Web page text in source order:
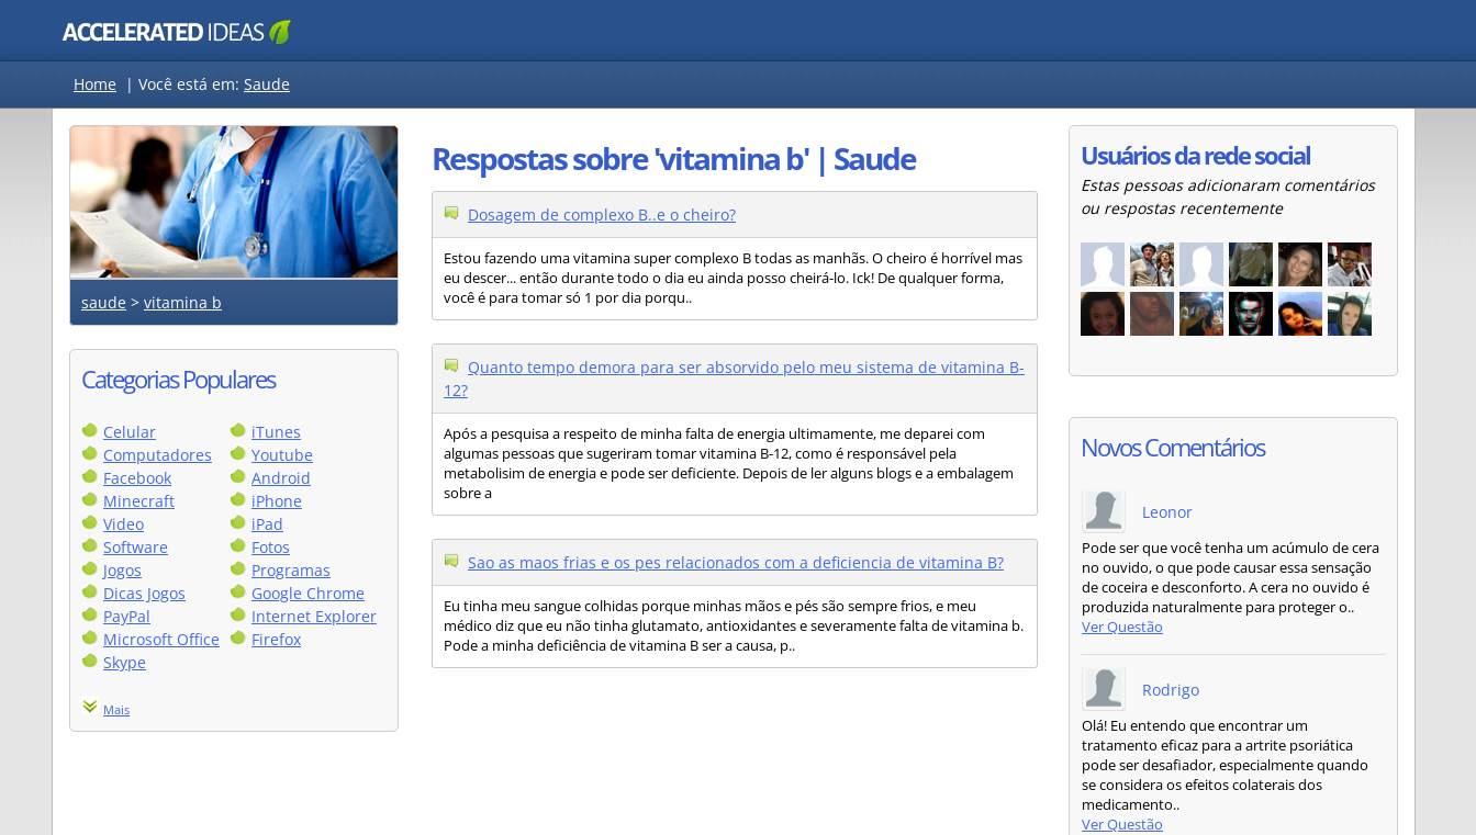
Home | Você está em: Saude
saude > vitamina b
Categorias Populares
Celular
Computadores
Facebook
Minecraft
Video
Software
Jogos
Dicas Jogos
PayPal
Microsoft Office
Skype
iTunes
Youtube
Android
iPhone
iPad
Fotos
Programas
Google Chrome
Internet Explorer
Firefox
Mais
Respostas sobre 'vitamina b' | Saude
Dosagem de complexo B..e o cheiro?
Estou fazendo uma vitamina super complexo B todas as manhãs. O cheiro é horrível mas
eu descer... então durante todo o dia eu ainda posso cheirá-lo. Ick! De qualquer forma,
você é para tomar só 1 por dia porqu..
Quanto tempo demora para ser absorvido pelo meu sistema de vitamina B-
12?
Após a pesquisa a respeito de minha falta de energia ultimamente, me deparei com
algumas pessoas que sugeriram tomar vitamina B-12, como é responsável pela
metabolisim de energia e pode ser deficiente. Depois de ler alguns blogs e a embalagem
sobre a
Sao as maos frias e os pes relacionados com a deficiencia de vitamina B?
Eu tinha meu sangue colhidas porque minhas mãos e pés são sempre frios, e meu
médico diz que eu não tinha glutamato, antioxidantes e severamente falta de vitamina b.
Pode a minha deficiência de vitamina B ser a causa, p..
Usuários da rede social
Estas pessoas adicionaram comentários
ou respostas recentemente
Novos Comentários
Leonor
Pode ser que você tenha um acúmulo de cera
no ouvido, o que pode causar essa sensação
de coceira e desconforto. A cera no ouvido é
produzida naturalmente para proteger o..
Ver Questão
Rodrigo
Olá! Eu entendo que encontrar um
tratamento eficaz para a artrite psoriática
pode ser desafiador, especialmente quando
se considera os efeitos colaterais dos
medicamento..
Ver Questão